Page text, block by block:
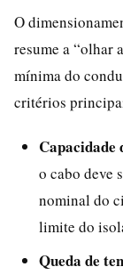
O
resume a “olhar
mínima do
critérios
Capacidade
o cabo deve
nominal do
limite do
Queda de